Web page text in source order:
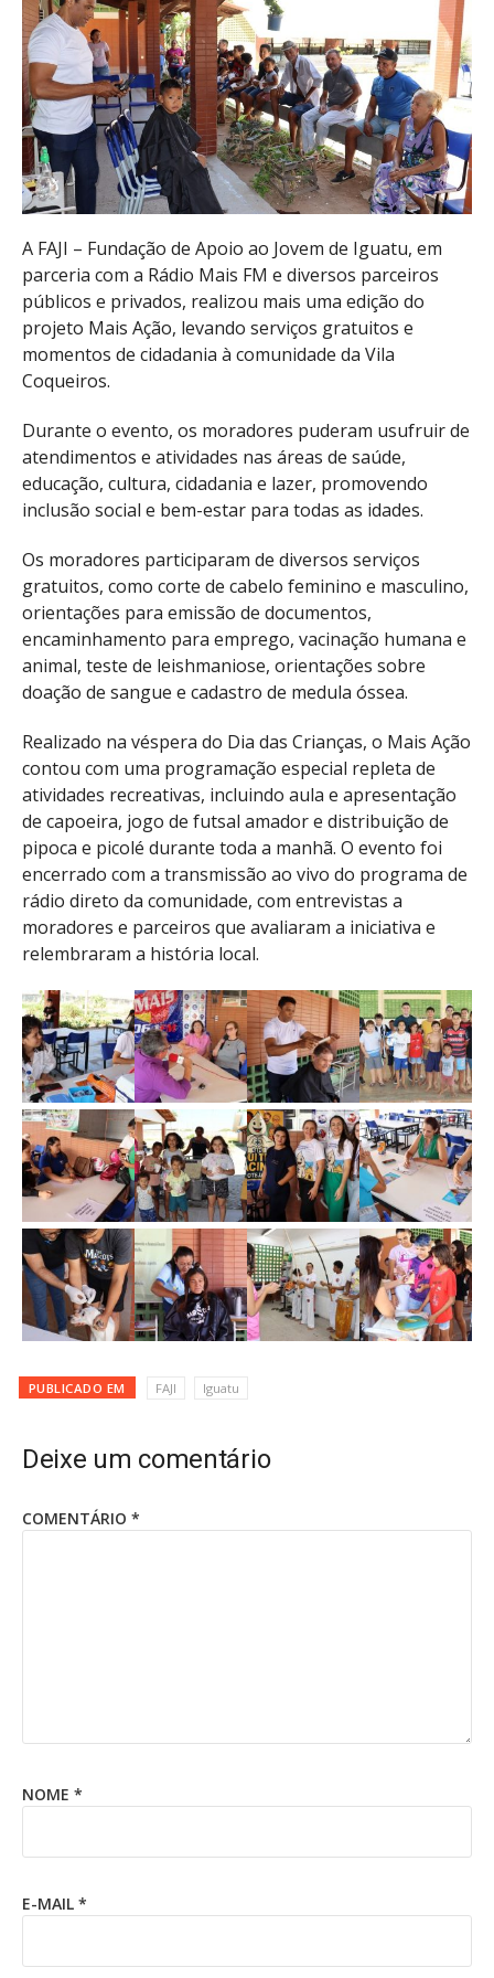
A FAJI – Fundação de Apoio ao Jovem de Iguatu, em
parceria com a Rádio Mais FM e diversos parceiros
públicos e privados, realizou mais uma edição do
projeto Mais Ação, levando serviços gratuitos e
momentos de cidadania à comunidade da Vila
Coqueiros.
Durante o evento, os moradores puderam usufruir de
atendimentos e atividades nas áreas de saúde,
educação, cultura, cidadania e lazer, promovendo
inclusão social e bem-estar para todas as idades.
Os moradores participaram de diversos serviços
gratuitos, como corte de cabelo feminino e masculino,
orientações para emissão de documentos,
encaminhamento para emprego, vacinação humana e
animal, teste de leishmaniose, orientações sobre
doação de sangue e cadastro de medula óssea.
Realizado na véspera do Dia das Crianças, o Mais Ação
contou com uma programação especial repleta de
atividades recreativas, incluindo aula e apresentação
de capoeira, jogo de futsal amador e distribuição de
pipoca e picolé durante toda a manhã. O evento foi
encerrado com a transmissão ao vivo do programa de
rádio direto da comunidade, com entrevistas a
moradores e parceiros que avaliaram a iniciativa e
relembraram a história local.
PUBLICADO EM FAJI Iguatu
Deixe um comentário
COMENTÁRIO *
NOME *
E-MAIL *